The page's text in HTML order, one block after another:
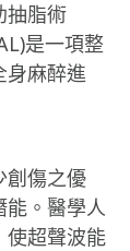
抽脂術
是一項整
身麻醉進
創傷之優
。醫學人
使超聲波能